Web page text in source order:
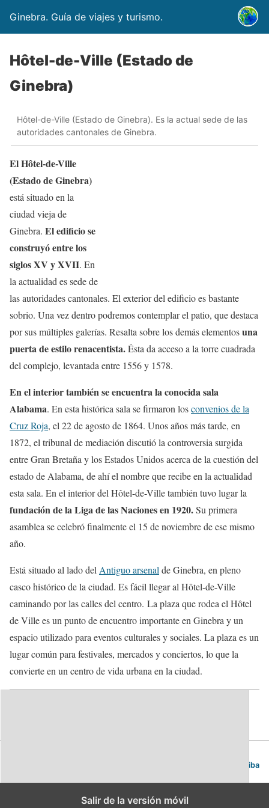
Ginebra. Guía de viajes y turismo.
Hôtel-de-Ville (Estado de
Ginebra)
Hôtel-de-Ville (Estado de Ginebra). Es la actual sede de las
autoridades cantonales de Ginebra.
El Hôtel-de-Ville
(Estado de Ginebra)
está situado en la
ciudad vieja de
Ginebra. El edificio se
construyó entre los
siglos XV y XVII. En
la actualidad es sede de
las autoridades cantonales. El exterior del edificio es bastante
sobrio. Una vez dentro podremos contemplar el patio, que destaca
por sus múltiples galerías. Resalta sobre los demás elementosuna
puerta de estilo renacentista.Ésta da acceso a la torre cuadrada
del complejo, levantada entre 1556 y 1578.
En el interior también se encuentra la conocida sala
Alabama. En esta histórica sala se firmaron losconvenios de la
Cruz Roja, el 22 de agosto de 1864. Unos años más tarde, en
1872, el tribunal de mediación discutió la controversia surgida
entre Gran Bretaña y los Estados Unidos acerca de la cuestión del
estado de Alabama, de ahí el nombre que recibe en la actualidad
esta sala. En el interior del Hôtel-de-Ville también tuvo lugar la
fundación de la Liga de las Naciones en 1920.Su primera
asamblea se celebró finalmente el 15 de noviembre de ese mismo
año.
Está situado al lado del Antiguo arsenal de Ginebra, en pleno
casco histórico de la ciudad. Es fácil llegar al Hôtel-de-Ville
caminando por las calles del centro. La plaza que rodea el Hôtel
de Ville es un punto de encuentro importante en Ginebra y un
espacio utilizado para eventos culturales y sociales. La plaza es un
lugar común para festivales, mercados y conciertos, lo que la
convierte en un centro de vida urbana en la ciudad.
Volver arriba
Salir de la versión móvil